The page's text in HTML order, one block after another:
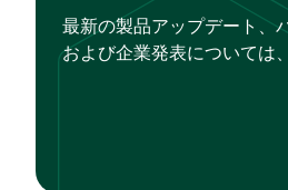
最新の製品アップデート、
および企業発表については